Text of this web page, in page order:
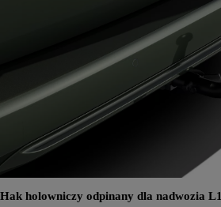
Hak holowniczy odpinany dla nadwozia L1